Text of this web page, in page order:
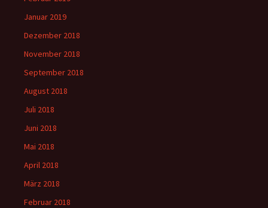
Januar 2019
Dezember 2018
November 2018
September 2018
August 2018
Juli 2018
Juni 2018
Mai 2018
April 2018
März 2018
Februar 2018